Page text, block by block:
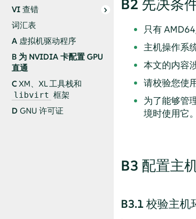
VI查错
词汇表
A 虚拟机驱动程序
B 为 NVIDIA 卡配置 GPU
直通
CXM、XL 工具栈和
libvirt 框架
D GNU 许可证
B2 先决条
只有
主机操作系
本文的内容
请校验您使
为了能够管
境时使用它。
B3 配置主
B3.1 校验主机